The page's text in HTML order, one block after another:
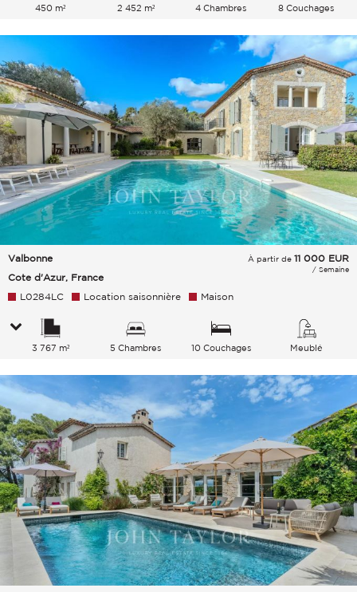
450 m² 2 452 m² 4 Chambres 8 Couchages
Valbonne
Cote d'Azur, France
À partir de 11 000 EUR
/ Semaine
L0284LC Location saisonnière Maison
3 767 m² 5 Chambres 10 Couchages Meublé